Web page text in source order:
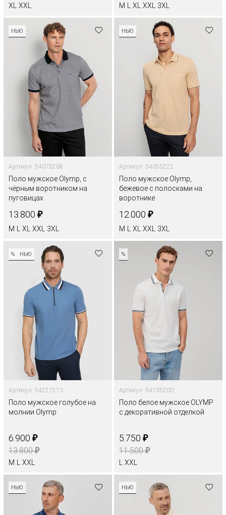
XL XXL M XL XXL 3XL
НЬЮ
Артикул: 54075268
Поло мужское Olymp, с
чёрным воротником на
пуговицах
13.800 ₽
M L XL XXL 3XL
НЬЮ
Артикул: 54055222
Поло мужское Olymp,
бежевое с полосками на
воротнике
12.000 ₽
M L XL XXL 3XL
% НЬЮ
Артикул: 54227213
Поло мужское голубое на
молнии Olymp
6.900 ₽
13.800₽
M XXL
%
Артикул: 54135200
Поло белое мужское OLYMP
с декоративной отделкой
5.750 ₽
11.500₽
XXL
НЬЮ НЬЮ